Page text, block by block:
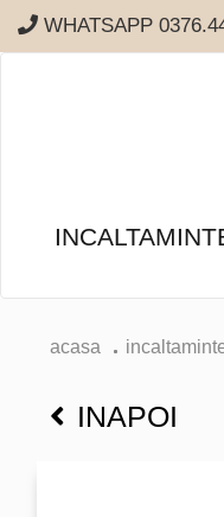
WHATSAPP
acasa
INAPOI